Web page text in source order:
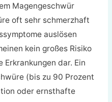
Magengeschwür
oft sehr schmerzhaft
auslösen
kein großes Risiko
dar. Ein
(bis zu 90 Prozent
oder ernsthafte